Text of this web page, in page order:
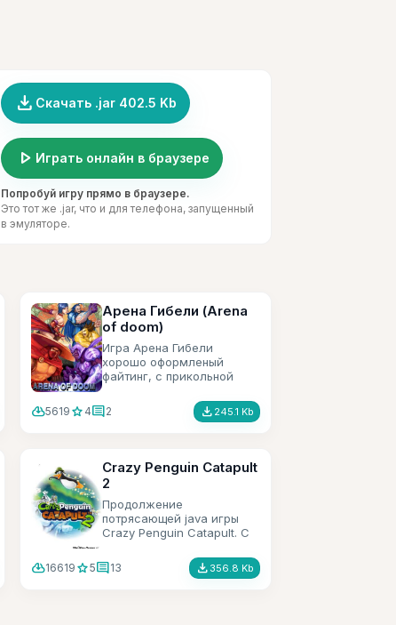
file_download Скачать .jar 402.5 Kb
play_arrow Играть онлайн в браузере
Попробуй игру прямо в браузере.
Это тот же .jar, что и для телефона, запущенный
в эмуляторе.
Арена Гибели (Arena
of doom)
Игра Арена Гибели
хорошо оформленый
файтинг, с прикольной
cloud_download5619 star 4comment2 file_download 245.1 Kb
Crazy Penguin Catapult
2
Продолжение
потрясающей java игры
Crazy Penguin Catapult. С
старыми героями.
cloud_download16619 star5comment13 file_download 356.8 Kb